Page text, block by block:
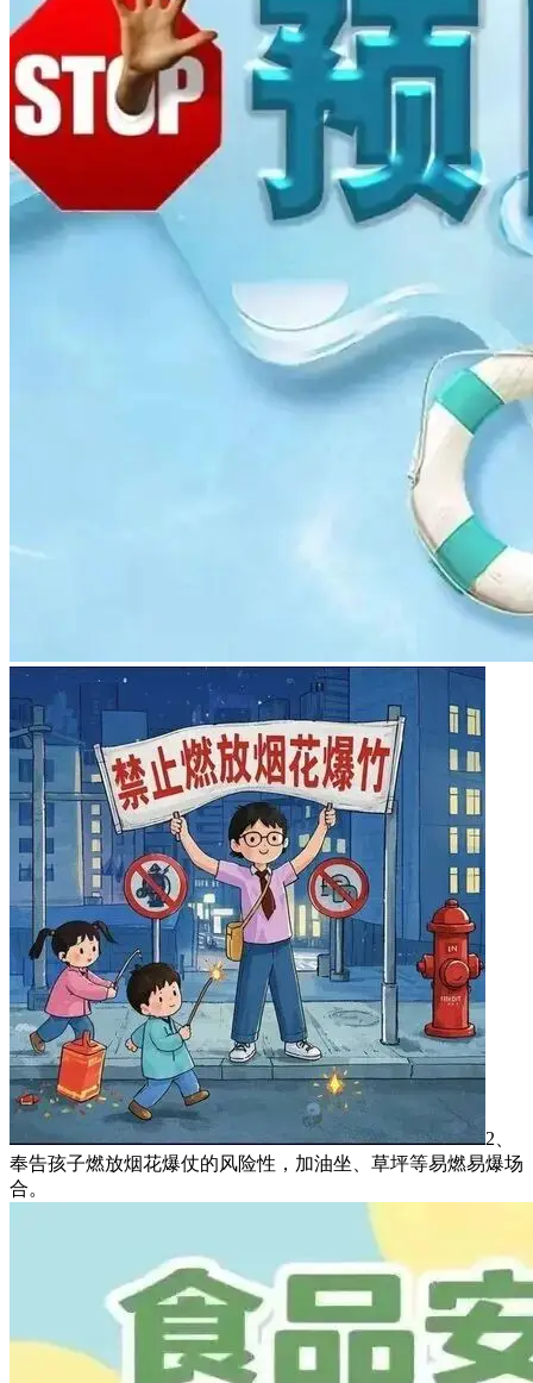
2、
奉告孩子燃放烟花爆仗的风险性，加油坐、草坪等易燃易爆场
合。